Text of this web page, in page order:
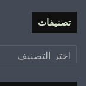
تصنيفات
تصنيفات